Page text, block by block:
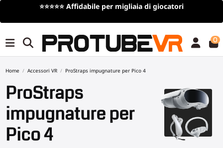
Spedizione gratuitaper ordini superiori a 100€/115$ (offerta a
0
Home Accessori VR ProStraps impugnature per Pico 4
ProStraps
impugnature per
Pico 4